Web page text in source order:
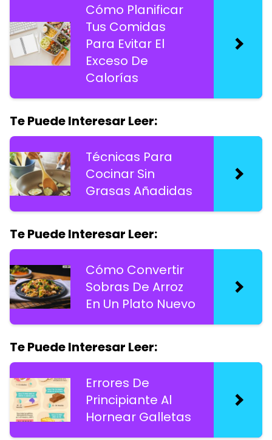
Cómo Planificar
Tus Comidas
Para Evitar El
Exceso De
Calorías
Te Puede Interesar Leer:
Técnicas Para
Cocinar Sin
Grasas Añadidas
Te Puede Interesar Leer:
Cómo Convertir
Sobras De Arroz
En Un Plato Nuevo
Te Puede Interesar Leer:
Errores De
Principiante Al
Hornear Galletas